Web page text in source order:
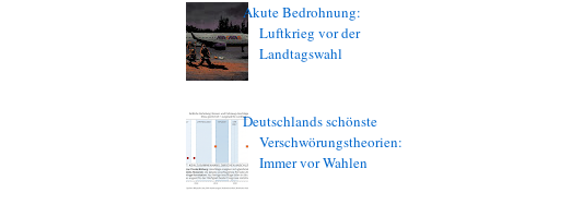
Akute Bedrohnung:
Luftkrieg vor der
Landtagswahl
Deutschlands schönste
Verschwörungstheorien:
Immer vor Wahlen